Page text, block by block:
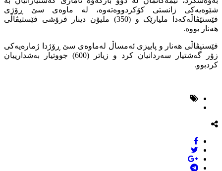
شێوەیەکی زانستی کۆکردووه‌تەوە، لە ماوەى سێ ڕۆژى
فێستێڤاڵەکەدا ملیارێک و (350) ملیۆن دینار فرۆشی فێستیڤاڵی
هەنار بووە.
فێستیڤاڵی هەنار و پاییزی ئەمساڵ لەماوەى سێ ڕۆژدا ژمارەیەکى
زۆر گەشتیار سەردانیان کرد و زیاتر (600) جووتیار بەشدارییان
کردبوو.